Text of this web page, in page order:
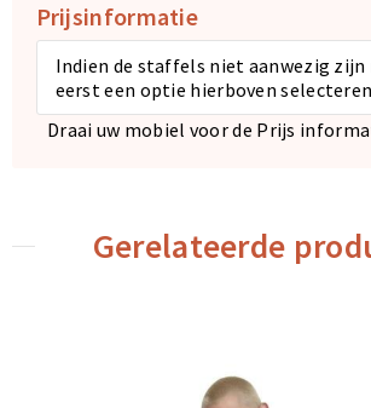
Prijsinformatie
Indien de staffels niet aanwezig zijn
eerst een optie hierboven selecteren
Draai uw mobiel voor de Prijs
Gerelateerde